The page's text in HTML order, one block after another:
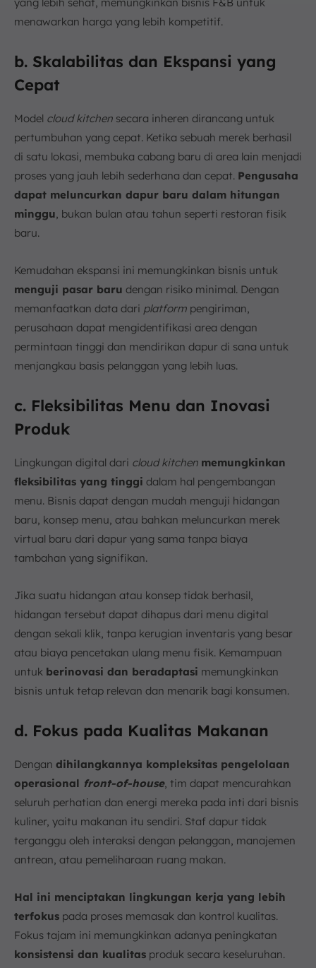
menawarkan harga yang lebih kompetitif.
b. Skalabilitas dan Ekspansi yang
Cepat
Model cloud kitchen secara inheren dirancang untuk
pertumbuhan yang cepat. Ketika sebuah merek berhasil
di satu lokasi, membuka cabang baru di area lain menjadi
proses yang jauh lebih sederhana dan cepat. Pengusaha
dapat meluncurkan dapur baru dalam hitungan
minggu , bukan bulan atau tahun seperti restoran fisik
baru.
Kemudahan ekspansi ini memungkinkan bisnis untuk
menguji pasar baru dengan risiko minimal. Dengan
memanfaatkan data dari platform pengiriman,
perusahaan dapat mengidentifikasi area dengan
permintaan tinggi dan mendirikan dapur di sana untuk
menjangkau basis pelanggan yang lebih luas.
c. Fleksibilitas Menu dan Inovasi
Produk
Lingkungan digital dari cloud kitchen memungkinkan
fleksibilitas yang tinggi dalam hal pengembangan
menu. Bisnis dapat dengan mudah menguji hidangan
baru, konsep menu, atau bahkan meluncurkan merek
virtual baru dari dapur yang sama tanpa biaya
tambahan yang signifikan.
Jika suatu hidangan atau konsep tidak berhasil,
hidangan tersebut dapat dihapus dari menu digital
dengan sekali klik, tanpa kerugian inventaris yang besar
atau biaya pencetakan ulang menu fisik. Kemampuan
untuk berinovasi dan beradaptasi memungkinkan
bisnis untuk tetap relevan dan menarik bagi konsumen.
d. Fokus pada Kualitas Makanan
Dengan dihilangkannya kompleksitas pengelolaan
operasional front-of-house, tim dapat mencurahkan
seluruh perhatian dan energi mereka pada inti dari bisnis
kuliner, yaitu makanan itu sendiri. Staf dapur tidak
terganggu oleh interaksi dengan pelanggan, manajemen
antrean, atau pemeliharaan ruang makan.
Hal ini menciptakan lingkungan kerja yang lebih
terfokus pada proses memasak dan kontrol kualitas.
Fokus tajam ini memungkinkan adanya peningkatan
konsistensi dan kualitas produk secara keseluruhan.